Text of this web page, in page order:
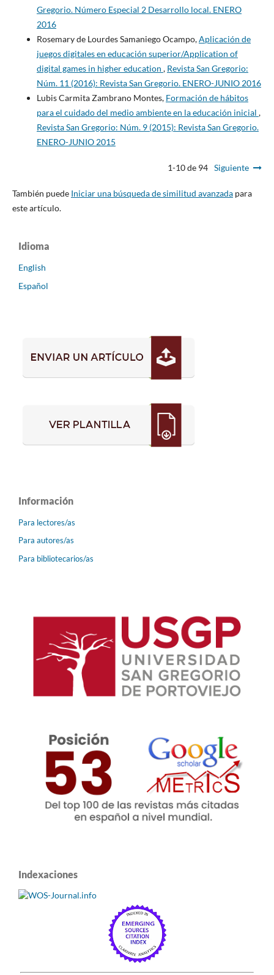
Gregorio. Número Especial 2 Desarrollo local. ENERO
2016
Rosemary de Lourdes Samaniego Ocampo,Aplicación de
juegos digitales en educación superior/Application of
digital games in higher education , Revista San Gregorio:
Núm. 11 (2016): Revista San Gregorio. ENERO-JUNIO 2016
Lubis Carmita Zambrano Montes, Formación de hábitos
para el cuidado del medio ambiente en la educación inicial ,
Revista San Gregorio: Núm. 9 (2015): Revista San Gregorio.
ENERO-JUNIO 2015
1-10 de 94 Siguiente
También puede Iniciar una búsqueda de similitud avanzadapara
este artículo.
Idioma
English
Español
Información
Para lectores/as
Para autores/as
Para bibliotecarios/as
Indexaciones